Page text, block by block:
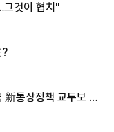
것이 협치"
?
통상정책 교두보 활